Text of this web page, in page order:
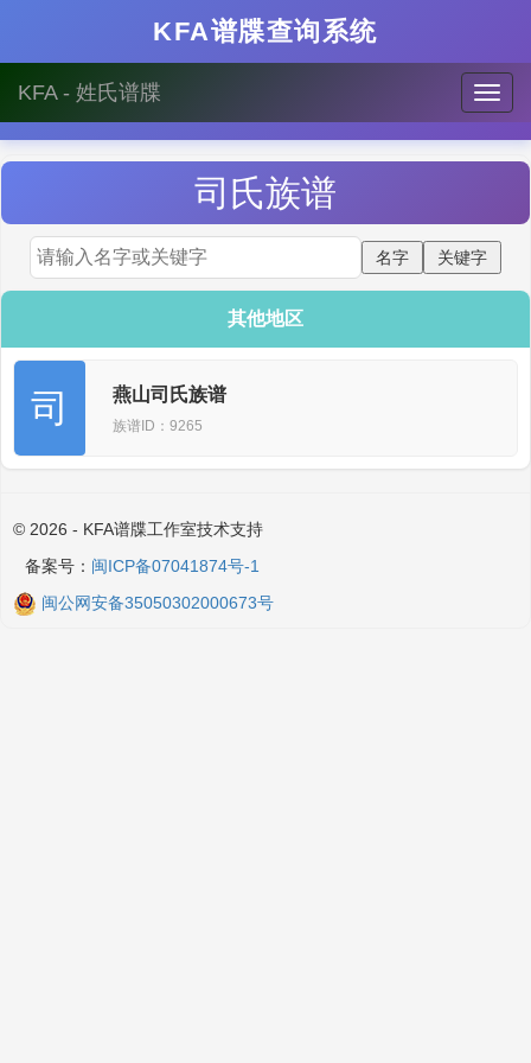
KFA谱牒查询系统
KFA - 姓氏谱牒
司 氏族谱
其他地区
司 燕山司氏族谱
族谱ID：9265
© 2026 - KFA谱牒工作室技术支持
备案号： 闽ICP备07041874号-1
闽公网安备35050302000673号